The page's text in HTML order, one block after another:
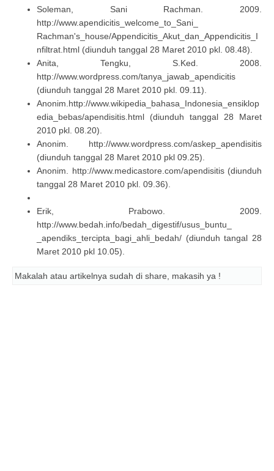
Soleman, Sani Rachman. 2009.
http://www.apendicitis_welcome_to_Sani_
Rachman's_house/Appendicitis_Akut_dan_Appendicitis_I
nfiltrat.html (diunduh tanggal 28 Maret 2010 pkl. 08.48).
Anita, Tengku, S.Ked. 2008.
http://www.wordpress.com/tanya_jawab_apendicitis
(diunduh tanggal 28 Maret 2010 pkl. 09.11).
Anonim.http://www.wikipedia_bahasa_Indonesia_ensiklop
edia_bebas/apendisitis.html (diunduh tanggal 28 Maret
2010 pkl. 08.20).
Anonim. http://www.wordpress.com/askep_apendisitis
(diunduh tanggal 28 Maret 2010 pkl 09.25).
Anonim. http://www.medicastore.com/apendisitis (diunduh
tanggal 28 Maret 2010 pkl. 09.36).
Erik, Prabowo. 2009.
http://www.bedah.info/bedah_digestif/usus_buntu_
_apendiks_tercipta_bagi_ahli_bedah/ (diunduh tangal 28
Maret 2010 pkl 10.05).
Makalah atau artikelnya sudah di share, makasih ya !